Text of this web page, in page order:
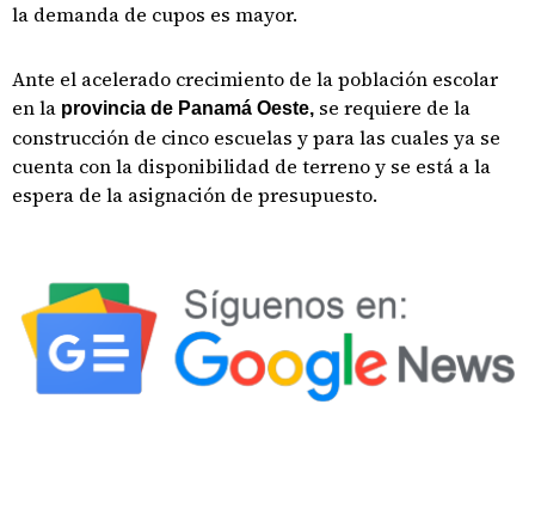
la demanda de cupos es mayor.
Ante el acelerado crecimiento de la población escolar
en la provincia de Panamá Oeste, se requiere de la
construcción de cinco escuelas y para las cuales ya se
cuenta con la disponibilidad de terreno y se está a la
espera de la asignación de presupuesto.